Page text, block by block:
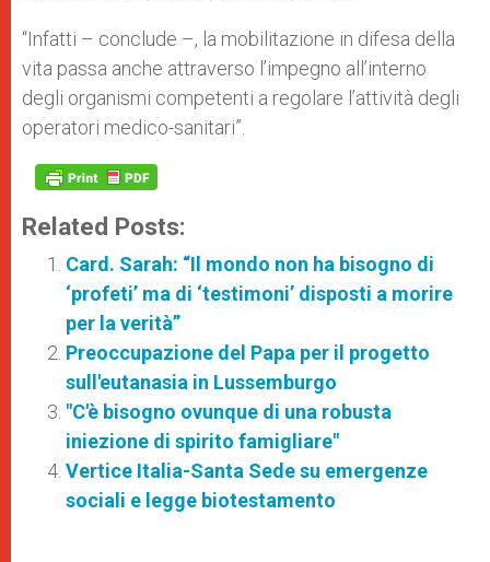
“Infatti – conclude –, la mobilitazione in difesa della
vita passa anche attraverso l’impegno all’interno
degli organismi competenti a regolare l’attività degli
operatori medico-sanitari”.
Related Posts:
Card. Sarah: “Il mondo non ha bisogno di
‘profeti’ ma di ‘testimoni’ disposti a morire
per la verità”
Preoccupazione del Papa per il progetto
sull'eutanasia in Lussemburgo
"C'è bisogno ovunque di una robusta
iniezione di spirito famigliare"
Vertice Italia-Santa Sede su emergenze
sociali e legge biotestamento